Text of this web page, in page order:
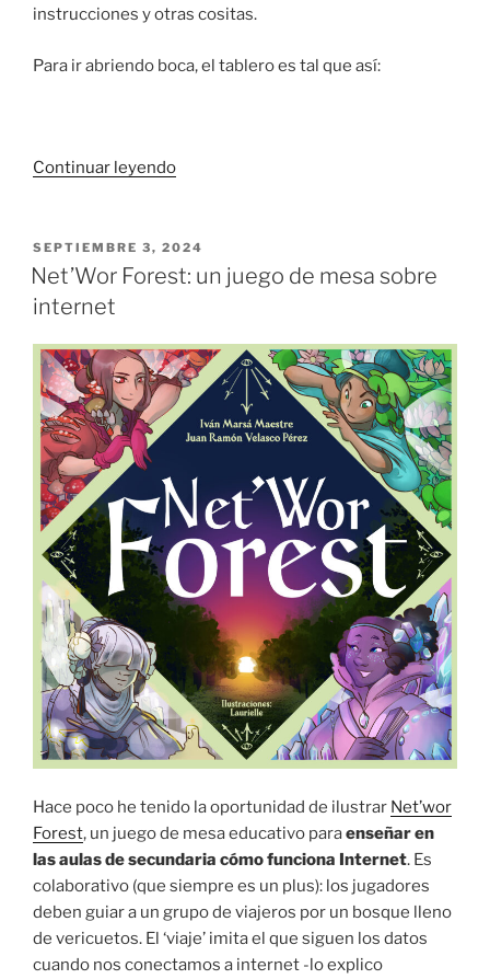
instrucciones y otras cositas.
Para ir abriendo boca, el tablero es tal que así:
Continuar leyendo«Trabajando
(IV):
¡el
se
puede
probar
en
PUBLICADO
EL
SEPTIEMBRE 3, 2024
Net’Wor Forest: un juego de mesa sobre
internet
Hace poco he tenido la oportunidad de ilustrar Net’wor
Forest, un juego de mesa educativo paraenseñar en
las aulas de secundaria cómo funciona Internet. Es
colaborativo (que siempre es un plus): los jugadores
deben guiar a un grupo de viajeros por un bosque lleno
de vericuetos. El ‘viaje’ imita el que siguen los datos
cuando nos conectamos a internet -lo explico